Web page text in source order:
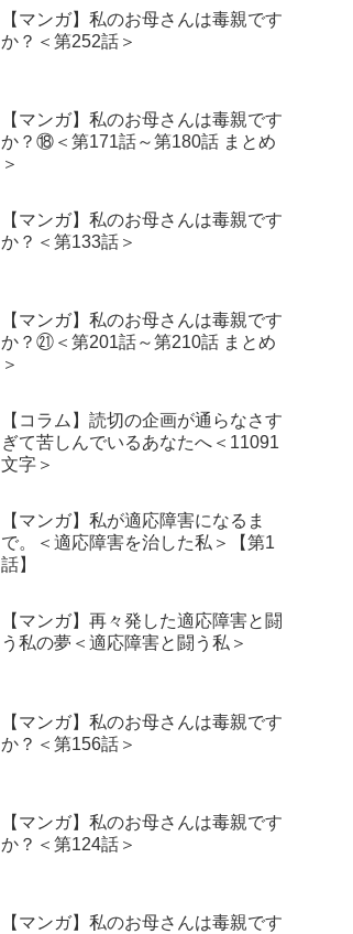
【マンガ】私のお母さんは毒親です
か？＜第252話＞
【マンガ】私のお母さんは毒親です
か？⑱＜第171話～第180話 まとめ
＞
【マンガ】私のお母さんは毒親です
か？＜第133話＞
【マンガ】私のお母さんは毒親です
か？㉑＜第201話～第210話 まとめ
＞
【コラム】読切の企画が通らなさす
ぎて苦しんでいるあなたへ＜11091
文字＞
【マンガ】私が適応障害になるま
で。＜適応障害を治した私＞【第1
話】
【マンガ】再々発した適応障害と闘
う私の夢＜適応障害と闘う私＞
【マンガ】私のお母さんは毒親です
か？＜第156話＞
【マンガ】私のお母さんは毒親です
か？＜第124話＞
【マンガ】私のお母さんは毒親です